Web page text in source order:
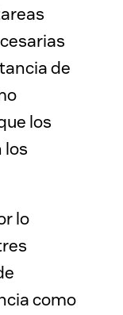
de
los
los
lo
como